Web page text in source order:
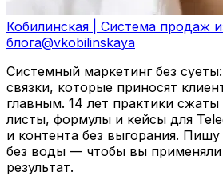
Кобилинская | Система продаж
блога@vkobilinskaya
Системный маркетинг без
связки, которые приносят
главным. 14 лет практики
листы, формулы и кейсы для
и контента без выгорания.
без воды — чтобы вы применяли
результат.